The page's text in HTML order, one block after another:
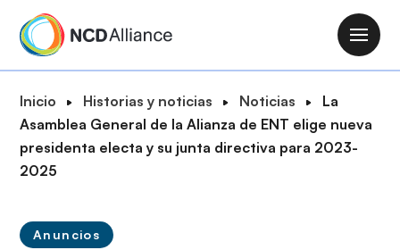
M
a
n
R
u
t
a
n
Inicio Historias y noticias Noticias
La
Asamblea General de la Alianza de ENT elige nueva
presidenta electa y su junta directiva para 2023-
2025
Anuncios